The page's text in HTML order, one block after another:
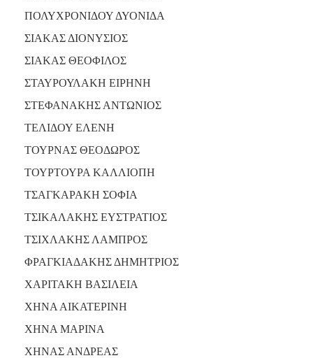
ΠΟΛΥΧΡΟΝΙΔΟΥ ΔΥΟΝΙΔΑ
ΣΙΑΚΑΣ ΔΙΟΝΥΣΙΟΣ
ΣΙΑΚΑΣ ΘΕΟΦΙΛΟΣ
ΣΤΑΥΡΟΥΛΑΚΗ ΕΙΡΗΝΗ
ΣΤΕΦΑΝΑΚΗΣ ΑΝΤΩΝΙΟΣ
ΤΕΛΙΔΟΥ ΕΛΕΝΗ
ΤΟΥΡΝΑΣ ΘΕΟΔΩΡΟΣ
ΤΟΥΡΤΟΥΡΑ ΚΑΛΛΙΟΠΗ
ΤΣΑΓΚΑΡΑΚΗ ΣΟΦΙΑ
ΤΣΙΚΑΛΑΚΗΣ ΕΥΣΤΡΑΤΙΟΣ
ΤΣΙΧΛΑΚΗΣ ΛΑΜΠΡΟΣ
ΦΡΑΓΚΙΑΔΑΚΗΣ ΔΗΜΗΤΡΙΟΣ
ΧΑΡΙΤΑΚΗ ΒΑΣΙΛΕΙΑ
ΧΗΝΑ ΑΙΚΑΤΕΡΙΝΗ
ΧΗΝΑ ΜΑΡΙΝΑ
ΧΗΝΑΣ ΑΝΔΡΕΑΣ